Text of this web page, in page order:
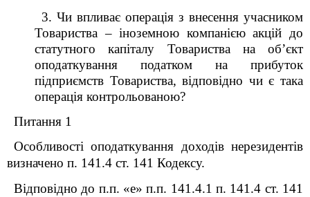
3. Чи впливає операція з внесення учасником
Товариства – іноземною компанією акцій до
статутного капіталу Товариства на об’єкт
оподаткування податком на прибуток
підприємств Товариства, відповідно чи є така
операція контрольованою?
Питання 1
Особливості оподаткування доходів нерезидентів
визначено п. 141.4 ст. 141 Кодексу.
Відповідно до п.п. «е» п.п. 141.4.1 п. 141.4 ст. 141